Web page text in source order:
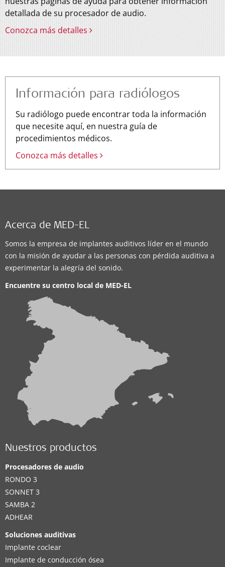
detallada de su procesador de audio.
Conozca más detalles
Información para radiólogos
Su radiólogo puede encontrar toda la información
que necesite aquí, en nuestra guía de
procedimientos médicos.
Conozca más detalles
Acerca de MED-EL
Somos la empresa de implantes auditivos líder en el mundo
con la misión de ayudar a las personas con pérdida auditiva a
experimentar la alegría del sonido.
Encuentre su centro local de MED-EL
Nuestros productos
Procesadores de audio
RONDO 3
SONNET 3
SAMBA 2
ADHEAR
Soluciones auditivas
Implante coclear
Implante de conducción ósea